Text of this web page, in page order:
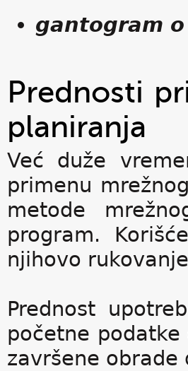
gantogram
Prednosti
planiranja
Već duže
primenu
metode
program.
njihovo
Prednost
početne
završene obrade